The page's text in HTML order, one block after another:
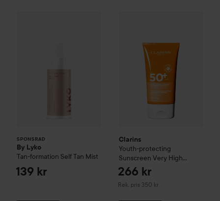
SPONSRAD
By Lyko
Tan-formation Self Tan Mist
139 kr
Clarins
Youth-protecting
Sunscreen Very High
Protection SPF50 Body
ml
266 kr
Rek. pris 350 kr
Rekommenderat pris 350 kr